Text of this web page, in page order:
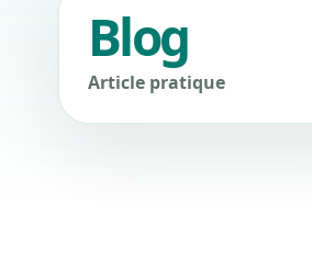
Blog
Article pratique